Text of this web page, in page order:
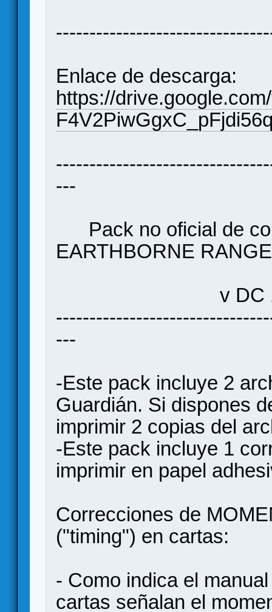
Enlace de descarga:
https://
---
Pack no oficial de
EARTHBORNE
v DC
---
-Este pack incluye 2
Guardián. Si dispones
imprimir 2 copias del
-Este pack incluye 1
imprimir en papel
Correcciones de
("timing") en cartas:
- Como indica el
cartas señalan el